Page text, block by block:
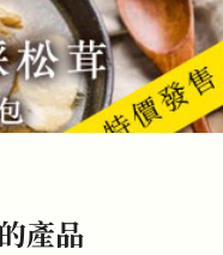
產品